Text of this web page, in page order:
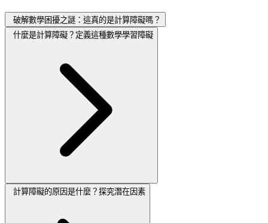
破解數學困擾之謎：這真的是計算障礙嗎？
什麼是計算障礙？定義這種數學學習障礙
計算障礙的原因是什麼？探究潛在因素